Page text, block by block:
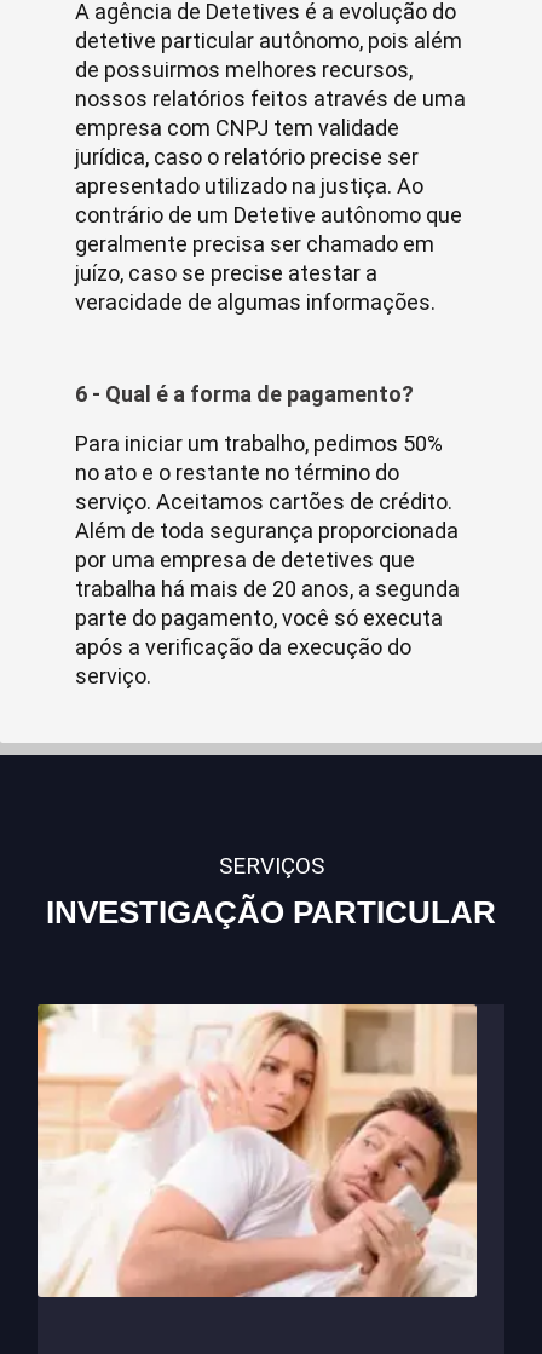
A agência de Detetives é a evolução do
detetive particular autônomo, pois além
de possuirmos melhores recursos,
nossos relatórios feitos através de uma
empresa com CNPJ tem validade
jurídica, caso o relatório precise ser
apresentado utilizado na justiça. Ao
contrário de um Detetive autônomo que
geralmente precisa ser chamado em
juízo, caso se precise atestar a
veracidade de algumas informações.
6 - Qual é a forma de pagamento?
Para iniciar um trabalho, pedimos 50%
no ato e o restante no término do
serviço. Aceitamos cartões de crédito.
Além de toda segurança proporcionada
por uma empresa de detetives que
trabalha há mais de 20 anos, a segunda
parte do pagamento, você só executa
após a verificação da execução do
serviço.
SERVIÇOS
INVESTIGAÇÃO PARTICULAR